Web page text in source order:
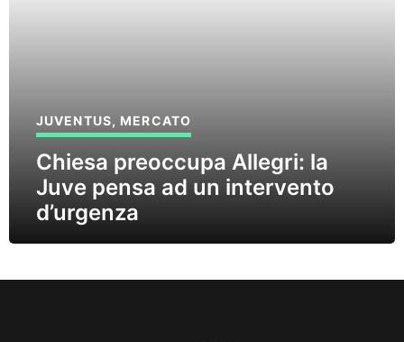
JUVENTUS, MERCATO
Chiesa preoccupa Allegri: la
Juve pensa ad un intervento
d’urgenza